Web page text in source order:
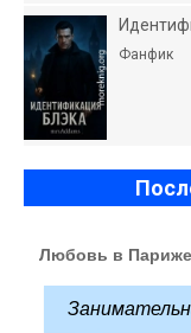
Фанфик
Любовь в Париже